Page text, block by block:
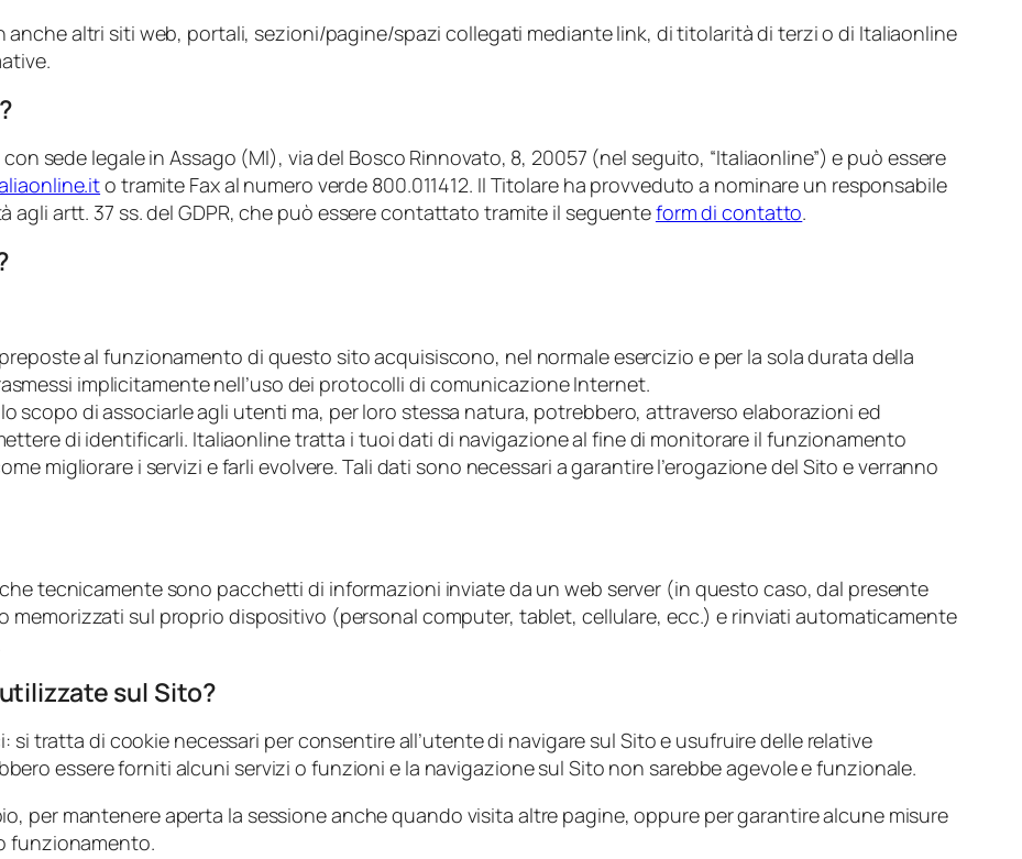
anche altri siti web, portali, sezioni/pagine/spazi collegati mediante link, di titolarità di terzi o di Italiaonline
sede legale in Assago (MI), via del Bosco Rinnovato, 8, 20057 (nel seguito, “Italiaonline”) e può essere
o tramite Fax al numero verde 800.011412. Il Titolare ha provveduto a nominare un responsabile
artt. 37 ss. del GDPR, che può essere contattato tramite il seguenteform di contatto.
al funzionamento di questo sito acquisiscono, nel normale esercizio e per la sola durata della
implicitamente nell’uso dei protocolli di comunicazione Internet.
scopo di associarle agli utenti ma, per loro stessa natura, potrebbero, attraverso elaborazioni ed
di identificarli. Italiaonline tratta i tuoi dati di navigazione al fine di monitorare il funzionamento
migliorare i servizi e farli evolvere. Tali dati sono necessari a garantire l’erogazione del Sito e verranno
tecnicamente sono pacchetti di informazioni inviate da un web server (in questo caso, dal presente
memorizzati sul proprio dispositivo (personal computer, tablet, cellulare, ecc.) e rinviati automaticamente
sul Sito?
tratta di cookie necessari per consentire all’utente di navigare sul Sito e usufruire delle relative
essere forniti alcuni servizi o funzioni e la navigazione sul Sito non sarebbe agevole e funzionale.
per mantenere aperta la sessione anche quando visita altre pagine, oppure per garantire alcune misure
funzionamento.